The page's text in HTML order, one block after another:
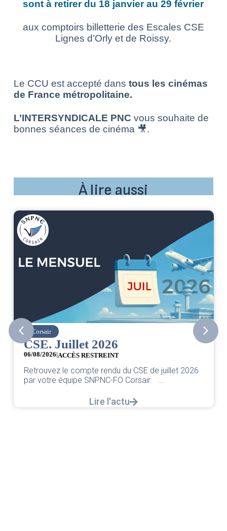
sont à retirer du 18 janvier au 29 février
aux comptoirs billetterie des Escales CSE
Lignes d’Orly et de Roissy.
Le CCU est accepté dans tous les cinémas
de France métropolitaine.
L’INTERSYNDICALE PNC vous souhaite de
bonnes séances de cinéma 🎥.
À lire aussi
Corsair
CSE. Juillet 2026
06/08/2026|ACCÈS RESTREINT
Retrouvez le compte rendu du CSE de juillet 2026
par votre équipe SNPNC-FO Corsair. ...
Lire l'actu